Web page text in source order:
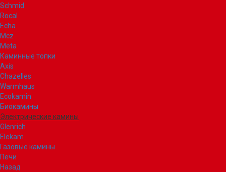
Schmid
Rocal
Echa
Mcz
Meta
Каминные топки
Axis
Chazelles
Warmhaus
Ecokamin
Биокамины
Электрические камины
Glenrich
Elekam
Газовые камины
Печи
Назад